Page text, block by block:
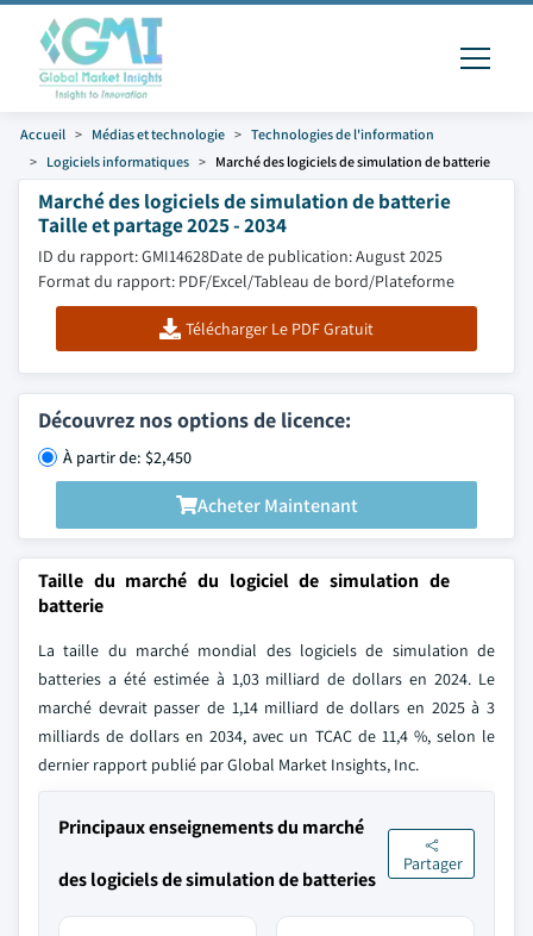
Accueil Médias et technologie
Technologies de l'information
Logiciels informatiques
Marché des logiciels de simulation de batterie
Marché des logiciels de simulation de batterie
Taille et partage 2025 - 2034
ID du rapport: GMI14628Date de publication: August 2025
Format du rapport: PDF/Excel/Tableau de bord/Plateforme
Télécharger Le PDF Gratuit
Découvrez nos options de licence:
À partir de: $2,450
Acheter Maintenant
Taille du marché du logiciel de simulation de
batterie
La taille du marché mondial des logiciels de simulation de
batteries a été estimée à 1,03 milliard de dollars en 2024. Le
marché devrait passer de 1,14 milliard de dollars en 2025 à 3
milliards de dollars en 2034, avec un TCAC de 11,4 %, selon le
dernier rapport publié par Global Market Insights, Inc.
Principaux enseignements du marché
des logiciels de simulation de batteries
Partager